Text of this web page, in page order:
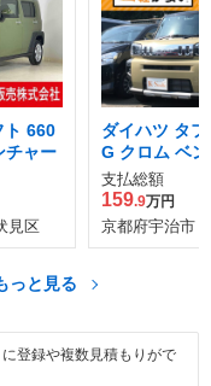
ト 660
チャー
見区
ダイハツ タ
G クロム ベ
支払総額
159.9万円
京都府宇治市
っと見る
登録や複数見積もりがで